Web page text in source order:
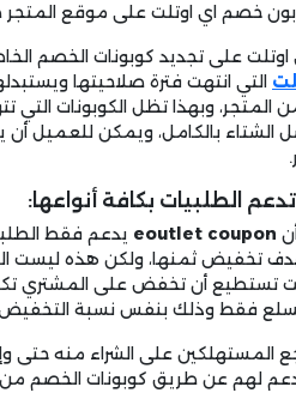
خصم اي اوتلت على موقع المتجر
على تجديد كوبونات الخصم
التي انتهت فترة صلاحيتها
وبهذا تظل الكوبونات التي
الشتاء بالكامل، ويمكن للعميل
الطلبيات بكافة أنواعها:
eoutlet coupon يدعم فقط
تخفيض ثمنها، ولكن هذه ليست
تستطيع أن تخفض على المشتري
فقط وذلك بنفس نسبة
على الشراء منه حتى
لهم عن طريق كوبونات الخصم من